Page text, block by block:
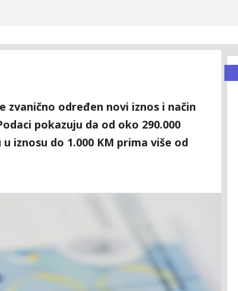
zvanično određen novi iznos i način
pokazuju da od oko 290.000
iznosu do 1.000 KM prima više od